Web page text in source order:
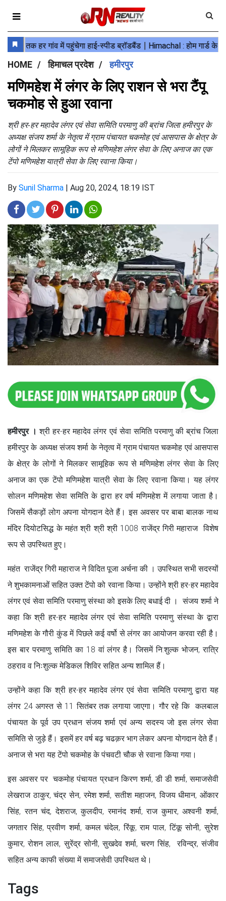
HOME हिमाचल प्रदेश हमीरपुर
मणिमहेश में लंगर के लिए राशन से भरा टैंपू
चकमोह से हुआ रवाना
श्री हर-हर महादेव लंगर एवं सेवा समिति परमाणु की ब्रांच जिला हमीरपुर के
अध्यक्ष संजय शर्मा के नेतृत्व में ग्राम पंचायत चकमोह एवं आसपास के क्षेत्र के
लोगों ने मिलकर सामूहिक रूप से मणिमहेश लंगर सेवा के लिए अनाज का एक
टेंपो मणिमहेश यात्री सेवा के लिए रवाना किया।
By Sunil Sharma | Aug 20, 2024, 18:19 IST
हमीरपुर । श्री हर-हर महादेव लंगर एवं सेवा समिति परमाणु की ब्रांच जिला
हमीरपुर के अध्यक्ष संजय शर्मा के नेतृत्व में ग्राम पंचायत चकमोह एवं आसपास
के क्षेत्र के लोगों ने मिलकर सामूहिक रूप से मणिमहेश लंगर सेवा के लिए
अनाज का एक टेंपो मणिमहेश यात्री सेवा के लिए रवाना किया। यह लंगर
सोलन मणिमहेश सेवा समिति के द्वारा हर वर्ष मणिमहेश में लगाया जाता है।
जिसमें सैकड़ों लोग अपना योगदान देते हैं। इस अवसर पर बाबा बालक नाथ
मंदिर दियोटसिद्ध के महंत श्री श्री श्री 1008 राजेंद्र गिरी महाराज विशेष
रूप से उपस्थित हुए।
महंत राजेंद्र गिरी महाराज ने विदित पूजा अर्चना की । उपस्थित सभी सदस्यों
ने शुभकामनाओं सहित उक्त टेंपो को रवाना किया। उन्होंने श्री हर-हर महादेव
लंगर एवं सेवा समिति परमाणु संस्था को इसके लिए बधाई दी । संजय शर्मा ने
कहा कि श्री हर-हर महादेव लंगर एवं सेवा समिति परमाणु संस्था के द्वारा
मणिमहेश के गौरी कुंड में पिछले कई वर्षो से लंगर का आयोजन करवा रही है।
इस बार परमाणु समिति का 18 वां लंगर है। जिसमें नि:शुल्क भोजन, रात्रि
ठहराव व निःशुल्क मेडिकल शिविर सहित अन्य शामिल हैं।
उन्होंने कहा कि श्री हर-हर महादेव लंगर एवं सेवा समिति परमाणु द्वारा यह
लंगर 24 अगस्त से 11 सितंबर तक लगाया जाएगा। गौर रहे कि कलबाल
पंचायत के पूर्व उप प्रधान संजय शर्मा एवं अन्य सदस्य जो इस लंगर सेवा
समिति से जुड़े हैं। इसमें हर वर्ष बढ़ चढक़र भाग लेकर अपना योगदान देते हैं।
अनाज से भरा यह टेंपो चकमोह के पंचवटी चौक से रवाना किया गया।
इस अवसर पर चकमोह पंचायत प्रधान किरण शर्मा, डी डी शर्मा, समाजसेवी
लेखराज ठाकुर, चंद्र सेन, रमेश शर्मा, सतीश महाजन, विजय धीमान, ओंकार
सिंह, रतन चंद, देशराज, कुलदीप, रमानंद शर्मा, राज कुमार, अश्वनी शर्मा,
जगतार सिंह, प्रवीण शर्मा, कमल चंदेल, रिंकू, राम पाल, टिंकू सोनी, सुरेश
कुमार, रोशन लाल, सुरेंद्र सोनी, सुखदेव शर्मा, चरण सिंह, रविन्द्र, संजीव
सहित अन्य काफी संख्या में समाजसेवी उपस्थित थे।
Tags